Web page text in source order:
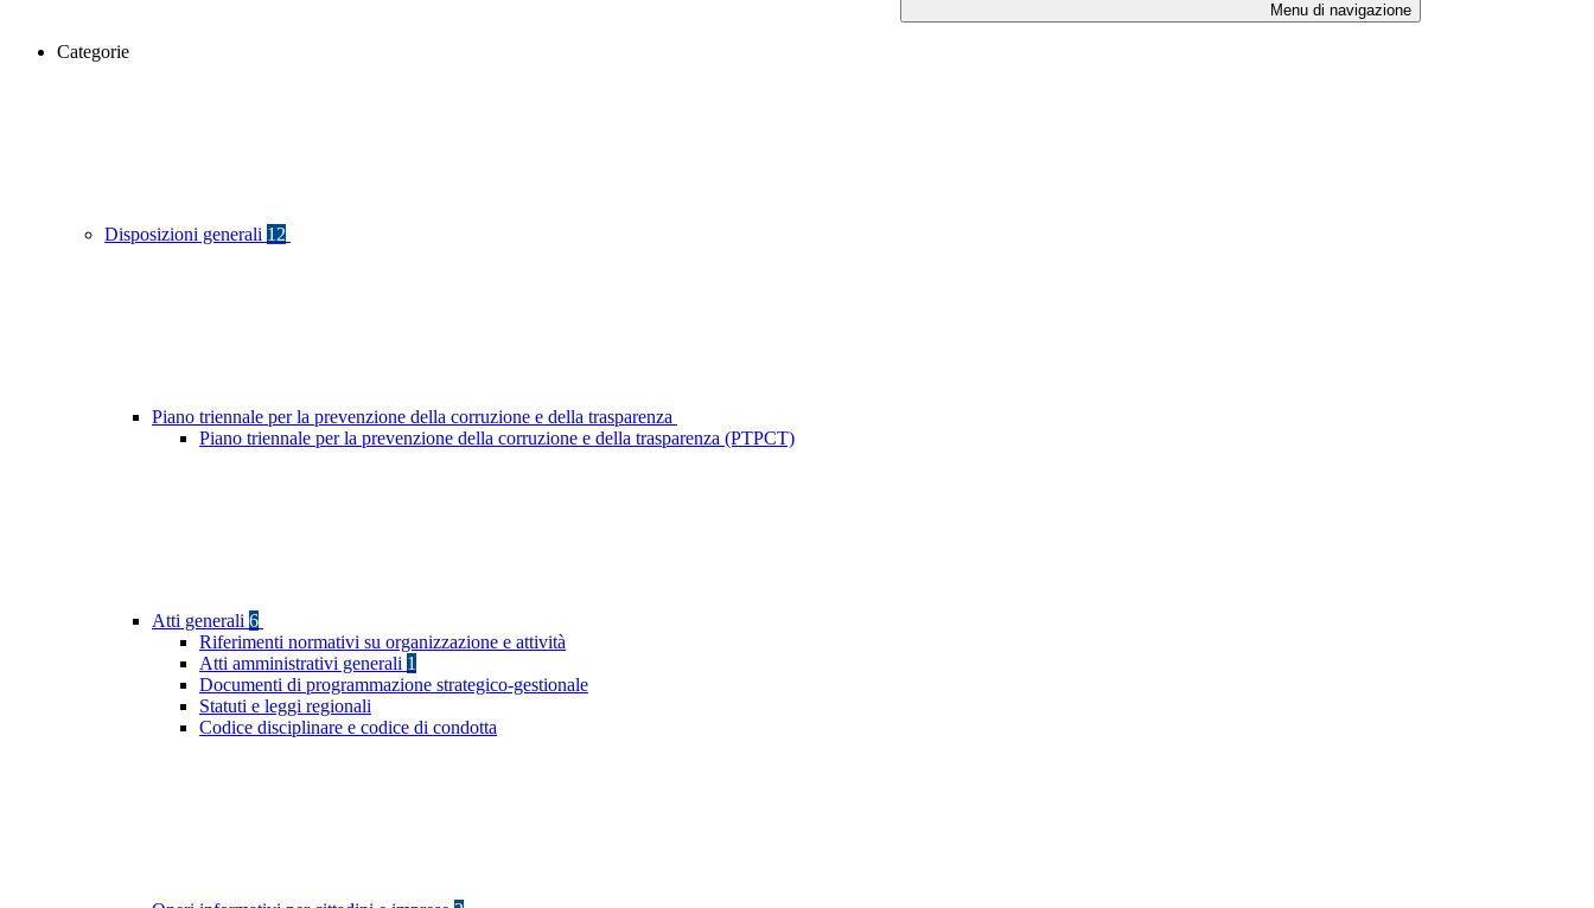
Menu di navigazione
Categorie
Disposizioni generali 12
Piano triennale per la prevenzione della corruzione e della trasparenza
Piano triennale per la prevenzione della corruzione e della trasparenza (PTPCT)
Atti generali 6
Riferimenti normativi su organizzazione e attività
Atti amministrativi generali 1
Documenti di programmazione strategico-gestionale
Statuti e leggi regionali
Codice disciplinare e codice di condotta